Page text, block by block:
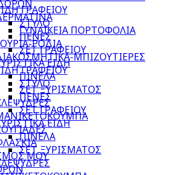
ΓΡΑΦΕΙΟΥ
ΣΤΥΛΟ
ΠΕΝΕΣ
ΣΕΤ ΓΡΑΦΕΙΟΥ
ΕΙΔΗ
ΠΙΝΕΛΑ
ΣΕΤ ΞΥΡΙΣΜΑΤΟΣ
ΜΟΥ
ΓΥΝΑΙΚΕΙΑ ΠΟΡΤΟΦΟΛΙΑ
ΡΟΔΙΑ
ΜΠΙΖΟΥΤΙΕΡΕΣ
ΓΡΑΦΕΙΟΥ
ΣΤΥΛΟ
ΠΕΝΕΣ
ΣΕΤ ΓΡΑΦΕΙΟΥ
ΕΙΔΗ
ΠΙΝΕΛΑ
ΣΕΤ ΞΥΡΙΣΜΑΤΟΣ